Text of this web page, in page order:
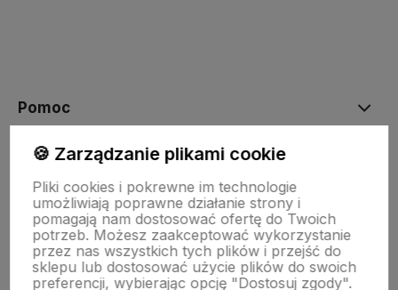
Pomoc
Moje konto
Informacje
🍪 Zarządzanie plikami cookie
Pliki cookies i pokrewne im technologie
umożliwiają poprawne działanie strony i
pomagają nam dostosować ofertę do Twoich
potrzeb. Możesz zaakceptować wykorzystanie
przez nas wszystkich tych plików i przejść do
sklepu lub dostosować użycie plików do swoich
preferencji, wybierając opcję "Dostosuj zgody".